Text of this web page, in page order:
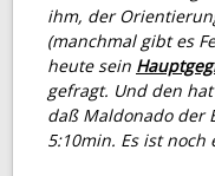
ihm, der
(manchmal gibt es
heute sein
gefragt. Und den
daß Maldonado der
5:10min. Es ist noch